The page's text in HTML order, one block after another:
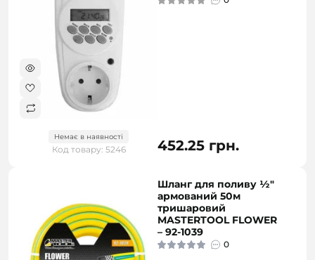
Немає в наявності
Код товару: 5246 452.25 грн.
Шланг для поливу ½"
армований 50м
тришаровий
MASTERTOOL FLOWER
– 92-1039
0